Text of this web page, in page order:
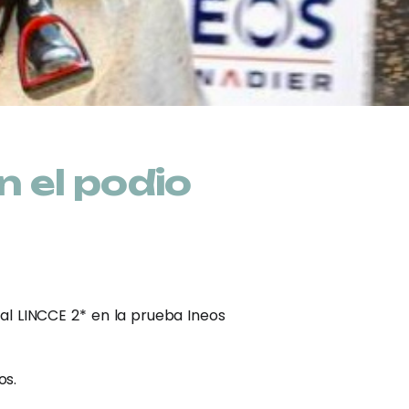
el podio
LINCCE 2* en la prueba Ineos